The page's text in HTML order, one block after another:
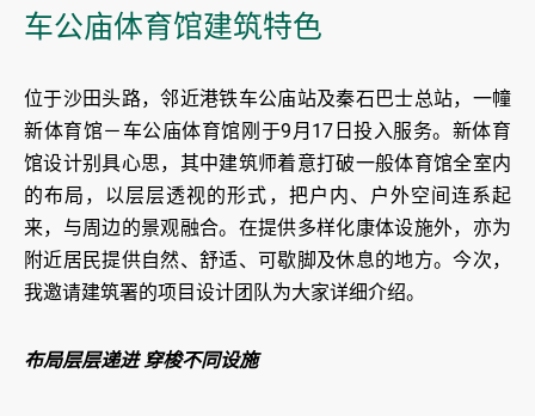
车公庙体育馆建筑特色
位于沙田头路，邻近港铁车公庙站及秦石巴士总站，一幢
新体育馆－车公庙体育馆刚于9月17日投入服务。新体育
馆设计别具心思，其中建筑师着意打破一般体育馆全室内
的布局，以层层透视的形式，把户内、户外空间连系起
来，与周边的景观融合。在提供多样化康体设施外，亦为
附近居民提供自然、舒适、可歇脚及休息的地方。今次，
我邀请建筑署的项目设计团队为大家详细介绍。
布局层层递进 穿梭不同设施